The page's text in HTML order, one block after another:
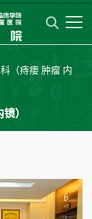
（痔瘘 肿瘤 内
）